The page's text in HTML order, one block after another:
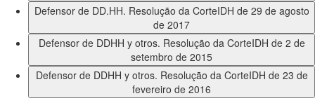
Defensor de DD.HH. Resolução da CorteIDH de 29 de agosto
de 2017
Defensor de DDHH y otros. Resolução da CorteIDH de 2 de
setembro de 2015
Defensor de DDHH y otros. Resolução da CorteIDH de 23 de
fevereiro de 2016